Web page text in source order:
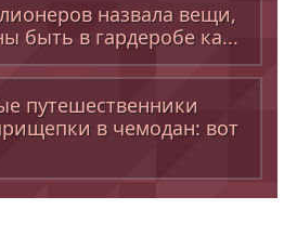
назвала вещи,
быть в гардеробе ка...
путешественники
в чемодан: вот